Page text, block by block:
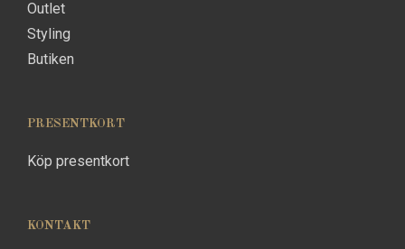
Outlet
Styling
Butiken
PRESENTKORT
Köp presentkort
KONTAKT